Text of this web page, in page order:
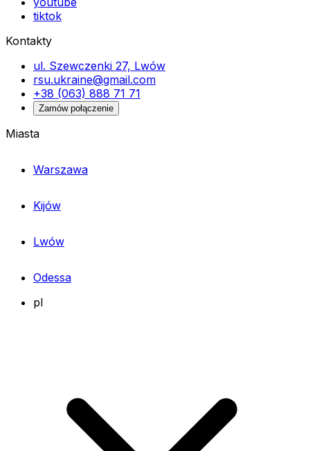
tiktok
Kontakty
ul. Szewczenki 27, Lwów
rsu.ukraine@gmail.com
+38 (063) 888 71 71
Zamów połączenie
Miasta
Warszawa
Kijów
Lwów
Odessa
pl